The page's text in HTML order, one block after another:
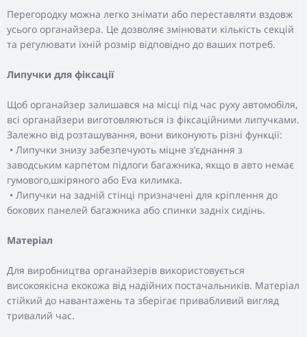
Перегородку можна легко знімати або переставляти вздовж
усього органайзера. Це дозволяє змінювати кількість секцій
та регулювати їхній розмір відповідно до ваших потреб.
Липучки для фіксації
Щоб органайзер залишався на місці під час руху автомобіля,
всі органайзери виготовляються із фіксаційними липучками.
Залежно від розташування, вони виконують різні функції:
• Липучки знизу забезпечують міцне з’єднання з
заводським карпетом підлоги багажника, якщо в авто немає
гумового,шкіряного або Eva килимка.
• Липучки на задній стінці призначені для кріплення до
бокових панелей багажника або спинки задніх сидінь.
Матеріал
Для виробництва органайзерів використовується
високоякісна екокожа від надійних постачальників. Матеріал
стійкий до навантажень та зберігає привабливий вигляд
тривалий час.